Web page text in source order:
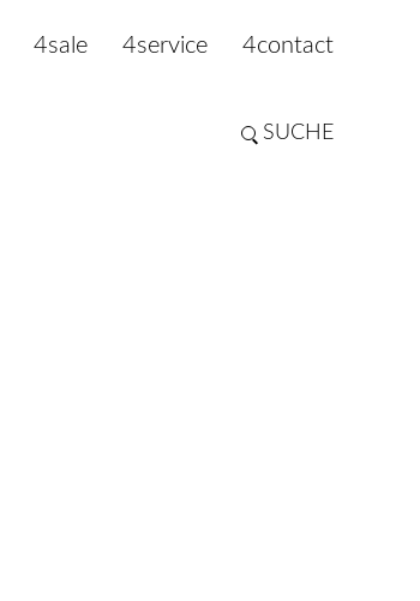
4sale 4service 4contact
SUCHE